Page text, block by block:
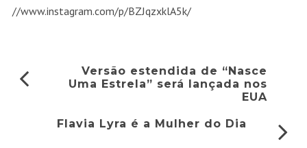
//www.instagram.com/p/BZJqzxklA5k/
Versão estendida de “Nasce
Uma Estrela” será lançada nos
EUA
Flavia Lyra é a Mulher do Dia